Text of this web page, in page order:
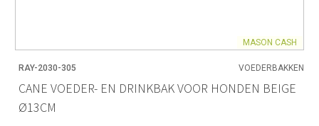
MASON CASH
RAY-2030-305 VOEDERBAKKEN
CANE VOEDER- EN DRINKBAK VOOR HONDEN BEIGE
Ø13CM